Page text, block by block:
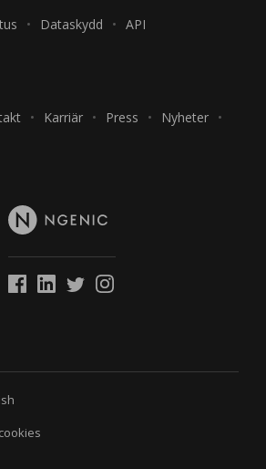
Dataskydd API
Karriär Press
Nyheter